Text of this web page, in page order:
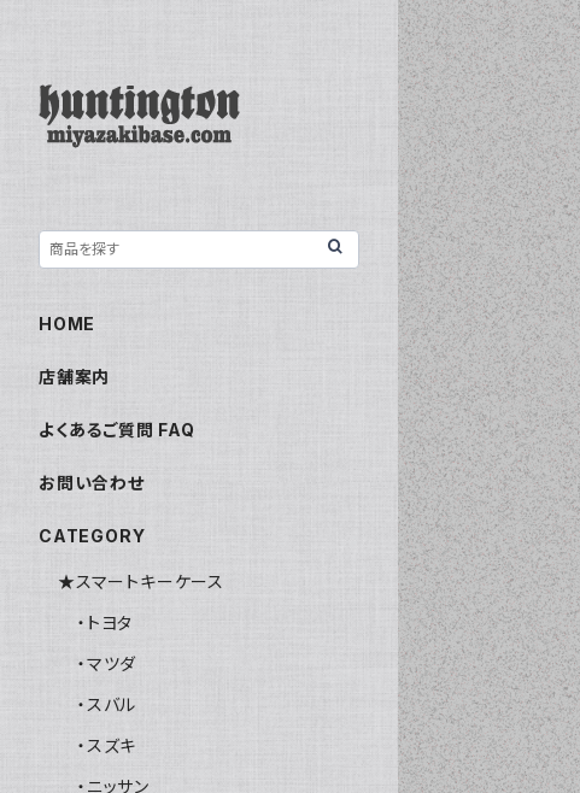
HOME
店舗案内
よくあるご質問 FAQ
お問い合わせ
CATEGORY
★スマートキーケース
・トヨタ
・マツダ
・スバル
・スズキ
・ニッサン